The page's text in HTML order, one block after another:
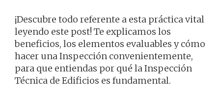
¡Descubre todo referente a esta práctica vital
leyendo este post! Te explicamos los
beneficios, los elementos evaluables y cómo
hacer una Inspección convenientemente,
para que entiendas por qué la Inspección
Técnica de Edificios es fundamental.